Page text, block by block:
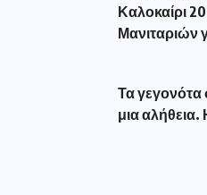
Καλοκαίρι
Μανιταριών
Τα γεγονότα
μια